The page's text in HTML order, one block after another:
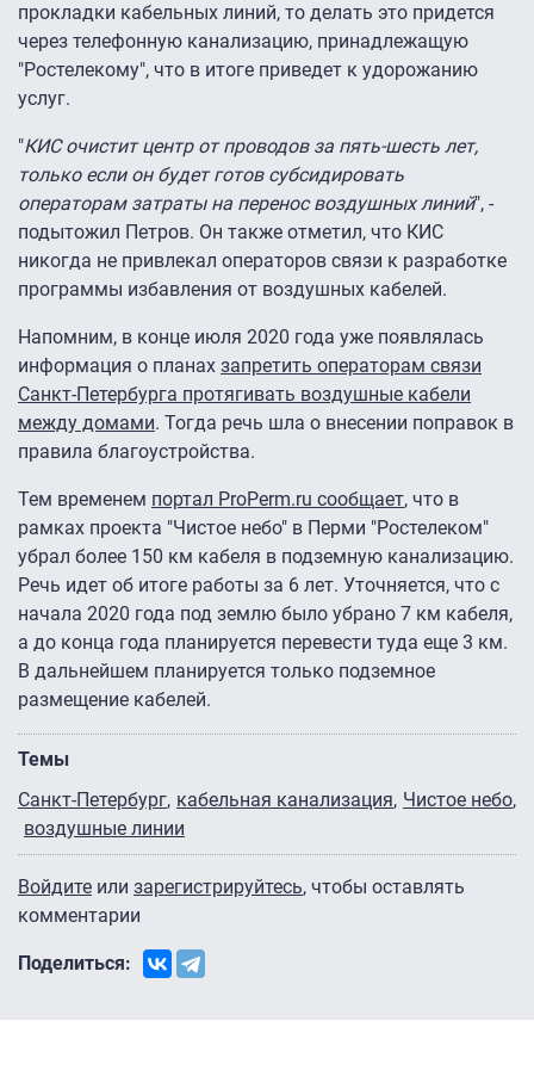
прокладки кабельных линий, то делать это придется
через телефонную канализацию, принадлежащую
"Ростелекому", что в итоге приведет к удорожанию
услуг.
"КИС очистит центр от проводов за пять-шесть лет,
только если он будет готов субсидировать
операторам затраты на перенос воздушных линий", -
подытожил Петров. Он также отметил, что КИС
никогда не привлекал операторов связи к разработке
программы избавления от воздушных кабелей.
Напомним, в конце июля 2020 года уже появлялась
информация о планах запретить операторам связи
Санкт-Петербурга протягивать воздушные кабели
между домами. Тогда речь шла о внесении поправок в
правила благоустройства.
Тем временем портал ProPerm.ru сообщает, что в
рамках проекта "Чистое небо" в Перми "Ростелеком"
убрал более 150 км кабеля в подземную канализацию.
Речь идет об итоге работы за 6 лет. Уточняется, что с
начала 2020 года под землю было убрано 7 км кабеля,
а до конца года планируется перевести туда еще 3 км.
В дальнейшем планируется только подземное
размещение кабелей.
Темы
Санкт-Петербург кабельная канализация Чистое небо
воздушные линии
Войдите или зарегистрируйтесь, чтобы оставлять
комментарии
Поделиться: